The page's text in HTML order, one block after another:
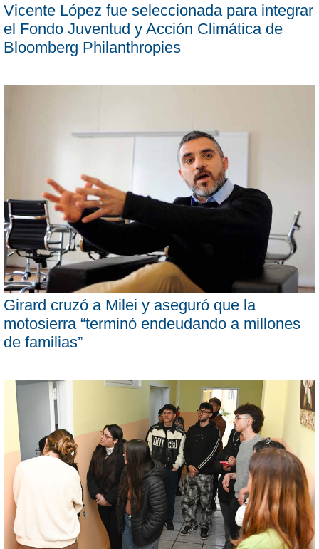
Vicente López fue seleccionada para integrar
el Fondo Juventud y Acción Climática de
Bloomberg Philanthropies
Girard cruzó a Milei y aseguró que la
motosierra “terminó endeudando a millones
de familias”